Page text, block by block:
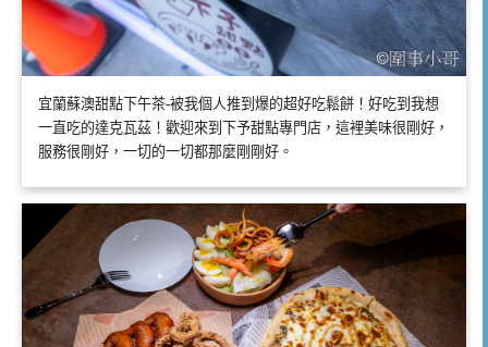
宜蘭蘇澳甜點下午茶-被我個人推到爆的超好吃鬆餅！好吃到我想
一直吃的達克瓦茲！歡迎來到下予甜點專門店，這裡美味很剛好，
服務很剛好，一切的一切都那麼剛剛好。